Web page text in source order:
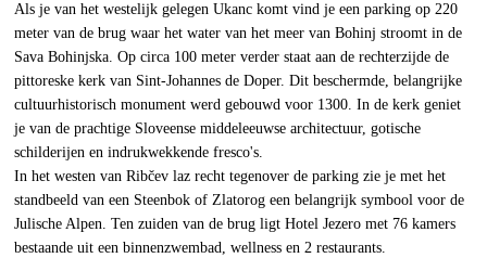
Als je van het westelijk gelegen Ukanc komt vind je een parking op 220
meter van de brug waar het water van het meer van Bohinj stroomt in de
Sava Bohinjska. Op circa 100 meter verder staat aan de rechterzijde de
pittoreske kerk van Sint-Johannes de Doper. Dit beschermde, belangrijke
cultuurhistorisch monument werd gebouwd voor 1300. In de kerk geniet
je van de prachtige Sloveense middeleeuwse architectuur, gotische
schilderijen en indrukwekkende fresco's.
In het westen van Ribčev laz recht tegenover de parking zie je met het
standbeeld van een Steenbok of Zlatorog een belangrijk symbool voor de
Julische Alpen. Ten zuiden van de brug ligt Hotel Jezero met 76 kamers
bestaande uit een binnenzwembad, wellness en 2 restaurants.